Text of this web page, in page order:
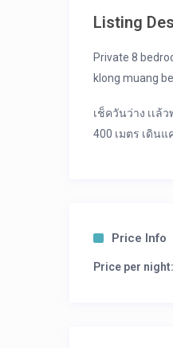
Listing
Private 8
klong muang
เช็ควันว่าง เเ
400 เมตร เดิน
ไมโครเวฟ
แอร์ ทุกห้อง
Price Info
Price per night: